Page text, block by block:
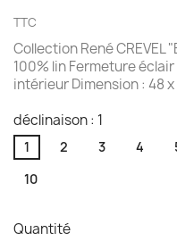
TTC
Collection René CREVEL
100% lin Fermeture
intérieur Dimension : 48
déclinaison : 1
1 2 3 4
10
Quantité